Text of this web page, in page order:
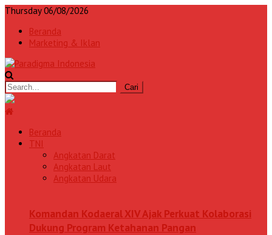
Thursday 06/08/2026
Beranda
Marketing & Iklan
Beranda
TNI
Angkatan Darat
Angkatan Laut
Angkatan Udara
Komandan Kodaeral XIV Ajak Perkuat Kolaborasi
Dukung Program Ketahanan Pangan